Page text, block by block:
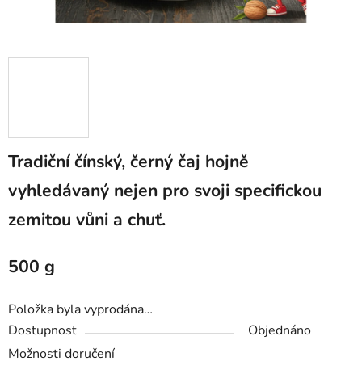
Tradiční čínský, černý čaj hojně
vyhledávaný nejen pro svoji specifickou
zemitou vůni a chuť.
500 g
Položka byla vyprodána…
Dostupnost
Objednáno
Možnosti doručení